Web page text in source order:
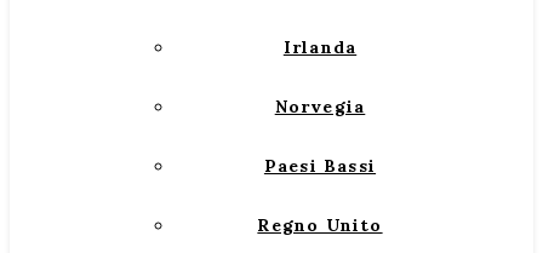
Irlanda
Norvegia
Paesi Bassi
Regno Unito